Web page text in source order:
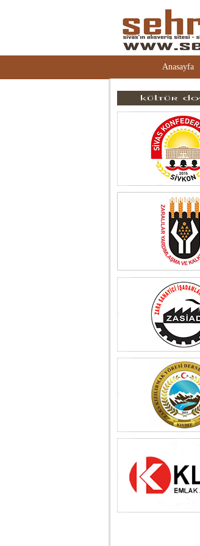
Anasayfa